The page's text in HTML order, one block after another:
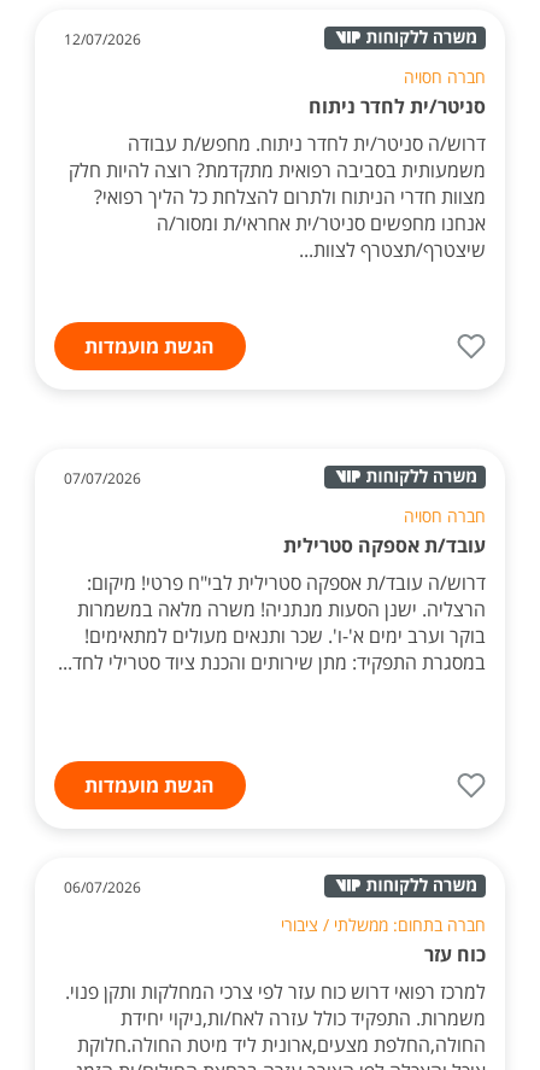
12/07/2026
חברה חסויה
סניטר/ית לחדר ניתוח
דרוש/ה סניטר/ית לחדר ניתוח. מחפש/ת עבודה
משמעותית בסביבה רפואית מתקדמת? רוצה להיות חלק
מצוות חדרי הניתוח ולתרום להצלחת כל הליך רפואי?
אנחנו מחפשים סניטר/ית אחראי/ת ומסור/ה
שיצטרף/תצטרף לצוות...
הגשת מועמדות
07/07/2026
חברה חסויה
עובד/ת אספקה סטרילית
דרוש/ה עובד/ת אספקה סטרילית לבי"ח פרטי! מיקום:
הרצליה. ישנן הסעות מנתניה! משרה מלאה במשמרות
בוקר וערב ימים א'-ו'. שכר ותנאים מעולים למתאימים!
במסגרת התפקיד: מתן שירותים והכנת ציוד סטרילי לחד...
הגשת מועמדות
06/07/2026
חברה בתחום: ממשלתי / ציבורי
כוח עזר
למרכז רפואי דרוש כוח עזר לפי צרכי המחלקות ותקן פנוי.
משמרות. התפקיד כולל עזרה לאח/ות,ניקוי יחידת
החולה,החלפת מצעים,ארונית ליד מיטת החולה.חלוקת